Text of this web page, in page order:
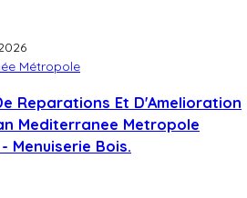
Métropole
Reparations Et D'Amelioration
Mediterranee Metropole
Menuiserie Bois.